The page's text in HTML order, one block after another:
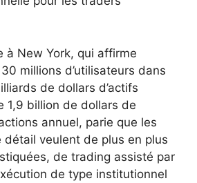
à New York, qui affirme
millions d’utilisateurs dans
de dollars d’actifs
1,9 billion de dollars de
annuel, parie que les
détail veulent de plus en plus
de trading assisté par
de type institutionnel